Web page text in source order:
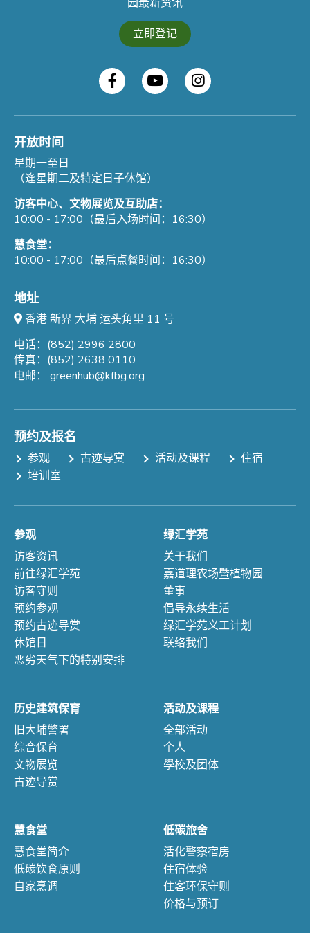
立即登记
开放时间
星期一至日
（逢星期二及特定日子休馆）
访客中心、文物展览及互助店：
10:00 - 17:00（最后入场时间：16:30）
慧食堂：
10:00 - 17:00（最后点餐时间：16:30）
地址
香港 新界 大埔 运头角里 11 号
电话：(852) 2996 2800
传真：(852) 2638 0110
电邮： greenhub@kfbg.org
预约及报名
参观 古迹导赏 活动及课程
住宿
培训室
参观
访客资讯
前往绿汇学苑
访客守则
预约参观
预约古迹导赏
休馆日
恶劣天气下的特别安排
绿汇学苑
关于我们
嘉道理农场暨植物园
董事
倡导永续生活
绿汇学苑义工计划
联络我们
历史建筑保育
旧大埔警署
综合保育
文物展览
古迹导赏
活动及课程
全部活动
个人
學校及团体
慧食堂
慧食堂简介
低碳饮食原则
自家烹调
低碳旅舍
活化警察宿房
住宿体验
住客环保守则
价格与预订